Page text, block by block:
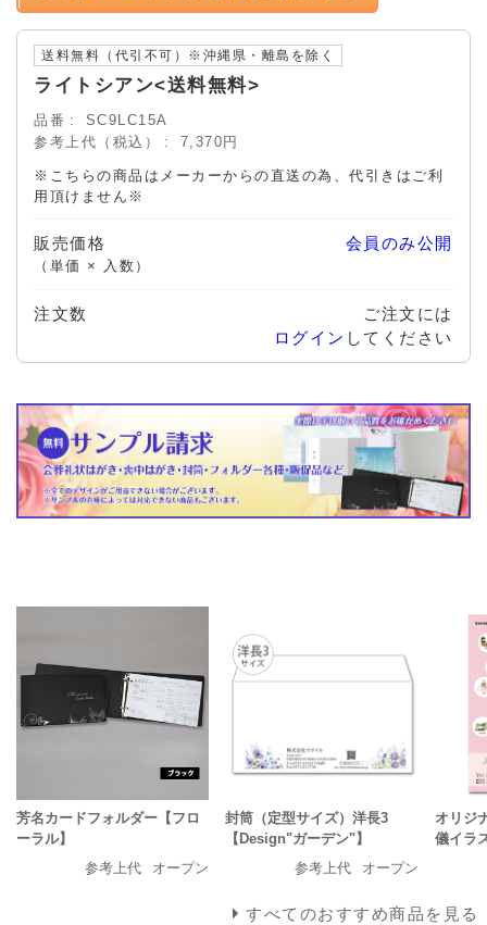
送料無料（代引不可）※沖縄県・離島を除く
ライトシアン<送料無料>
品番
SC9LC15A
参考上代（税込）
7,370円
※こちらの商品はメーカーからの直送の為、代引きはご利
用頂けません※
販売価格
（単価 × 入数）
会員のみ公開
注文数
ご注文には
ログイン してください
芳名カードフォルダー【フロ
ーラル】
参考上代
オープン
封筒（定型サイズ）洋長3
【Design"ガーデン"】
参考上代
オープン
オリジ
儀イラ
すべてのおすすめ商品を見る